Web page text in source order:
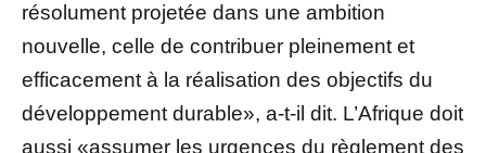
résolument projetée dans une ambition
nouvelle, celle de contribuer pleinement et
efficacement à la réalisation des objectifs du
développement durable», a-t-il dit. L’Afrique doit
aussi «assumer les urgences du règlement des